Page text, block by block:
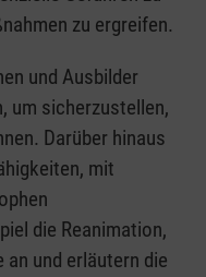
zu ergreifen.
und Ausbilder
um sicherzustellen,
Darüber hinaus
mit
die Reanimation,
an und erläutern die